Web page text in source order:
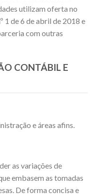
utilizam oferta no
1 de 6 de abril de 2018 e
com outras
CONTÁBIL E
e áreas afins.
as variações de
embasem as tomadas
De forma concisa e